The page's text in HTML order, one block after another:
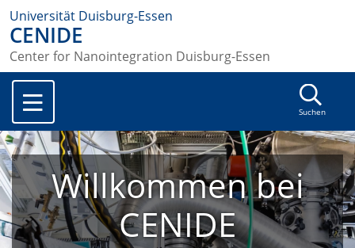
Universität Duisburg-Essen
CENIDE
Center for Nanointegration Duisburg-Essen
Suchen
Willkommen bei
CENIDE